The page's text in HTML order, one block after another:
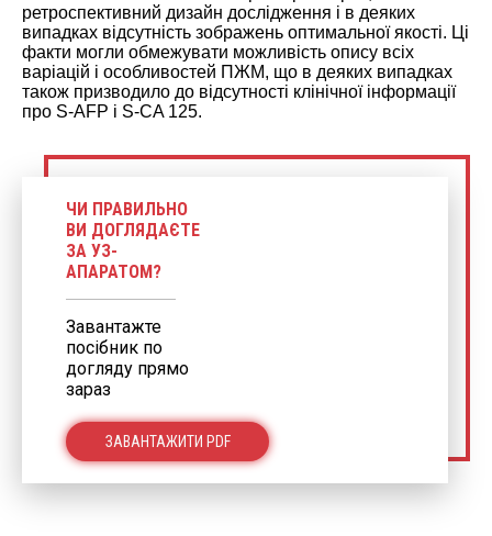
ретроспективний дизайн дослідження і в деяких
випадках відсутність зображень оптимальної якості. Ці
факти могли обмежувати можливість опису всіх
варіацій і особливостей ПЖМ, що в деяких випадках
також призводило до відсутності клінічної інформації
про S-AFP і S-CA 125.
ЧИ ПРАВИЛЬНО
ВИ ДОГЛЯДАЄТЕ
ЗА УЗ-
АПАРАТОМ?
Завантажте
посібник по
догляду прямо
зараз
ЗАВАНТАЖИТИ PDF